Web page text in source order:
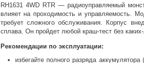
RH1631 4WD RTR — радиоуправляемый
влияет на проходимость и управляемость.
требует сложного обслуживания. Корпус
сплава. Он пройдет любой краш-тест без
Рекомендации по эксплуатации:
избегайте полного разряда